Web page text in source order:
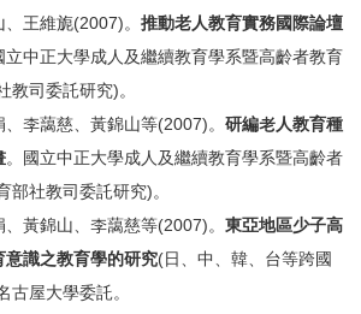
王維旎(2007)。 推動老人教育實務國際論壇
立中正大學成人及繼續教育學系暨高齡者教育
教司委託研究)。
李藹慈、黃錦山等(2007)。 研編老人教育種
。國立中正大學成人及繼續教育學系暨高齡者
部社教司委託研究)。
黃錦山、李藹慈等(2007)。 東亞地區少子高
意識之教育學的研究(日、中、韓、台等跨國
古屋大學委託。